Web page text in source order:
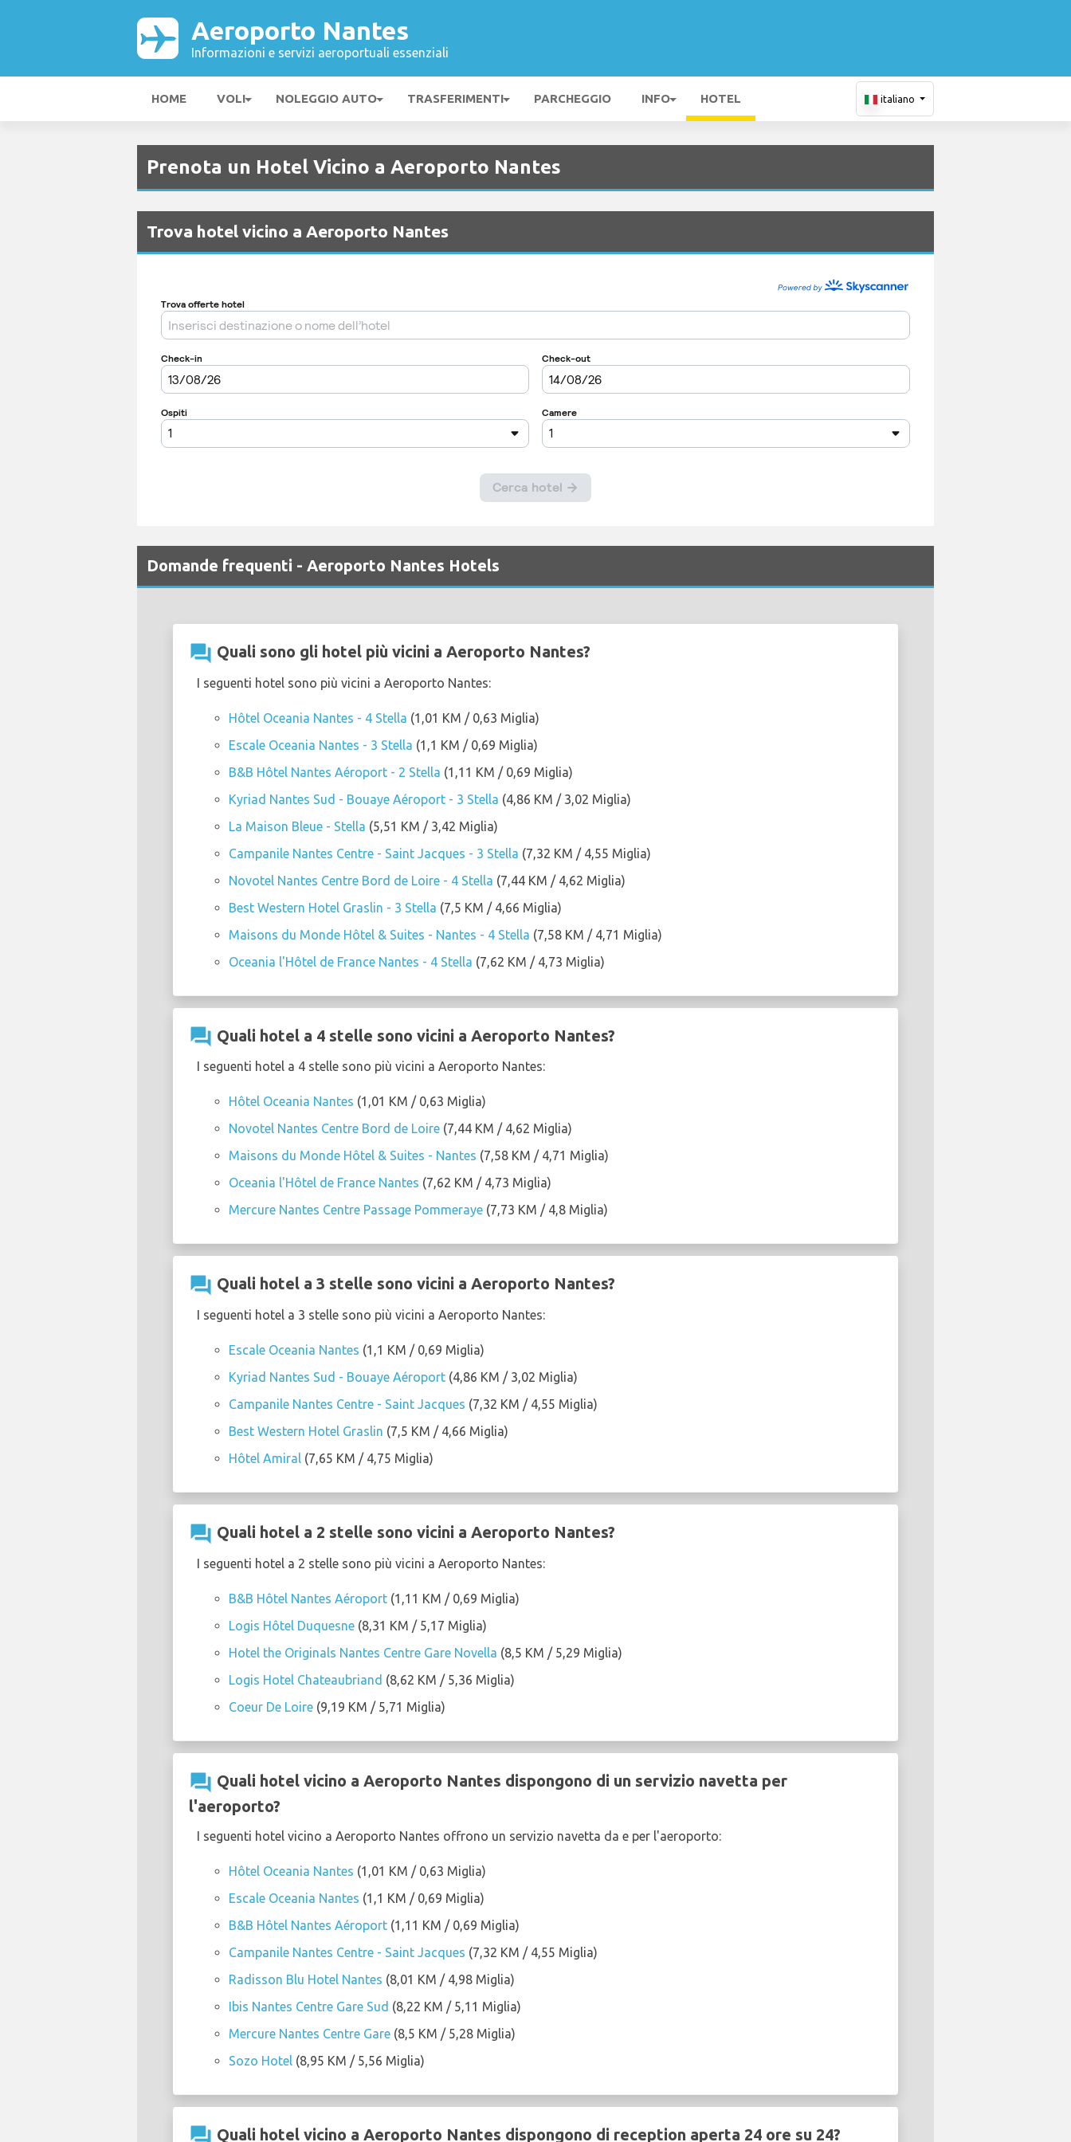
Aeroporto Nantes
Informazioni e servizi aeroportuali essenziali
HOME VOLI NOLEGGIO AUTO TRASFERIMENTI PARCHEGGIO INFO HOTEL italiano
Prenota un Hotel Vicino a Aeroporto Nantes
Trova hotel vicino a Aeroporto Nantes
Domande frequenti - Aeroporto Nantes Hotels
question_answer Quali sono gli hotel più vicini a Aeroporto Nantes?
I seguenti hotel sono più vicini a Aeroporto Nantes:
Hôtel Oceania Nantes - 4 Stella (1,01 KM / 0,63 Miglia)
Escale Oceania Nantes - 3 Stella (1,1 KM / 0,69 Miglia)
B&B Hôtel Nantes Aéroport - 2 Stella (1,11 KM / 0,69 Miglia)
Kyriad Nantes Sud - Bouaye Aéroport - 3 Stella (4,86 KM / 3,02 Miglia)
La Maison Bleue - Stella (5,51 KM / 3,42 Miglia)
Campanile Nantes Centre - Saint Jacques - 3 Stella (7,32 KM / 4,55 Miglia)
Novotel Nantes Centre Bord de Loire - 4 Stella (7,44 KM / 4,62 Miglia)
Best Western Hotel Graslin - 3 Stella (7,5 KM / 4,66 Miglia)
Maisons du Monde Hôtel & Suites - Nantes - 4 Stella (7,58 KM / 4,71 Miglia)
Oceania l'Hôtel de France Nantes - 4 Stella (7,62 KM / 4,73 Miglia)
question_answer Quali hotel a 4 stelle sono vicini a Aeroporto Nantes?
I seguenti hotel a 4 stelle sono più vicini a Aeroporto Nantes:
Hôtel Oceania Nantes (1,01 KM / 0,63 Miglia)
Novotel Nantes Centre Bord de Loire (7,44 KM / 4,62 Miglia)
Maisons du Monde Hôtel & Suites - Nantes (7,58 KM / 4,71 Miglia)
Oceania l'Hôtel de France Nantes (7,62 KM / 4,73 Miglia)
Mercure Nantes Centre Passage Pommeraye (7,73 KM / 4,8 Miglia)
question_answer Quali hotel a 3 stelle sono vicini a Aeroporto Nantes?
I seguenti hotel a 3 stelle sono più vicini a Aeroporto Nantes:
Escale Oceania Nantes (1,1 KM / 0,69 Miglia)
Kyriad Nantes Sud - Bouaye Aéroport (4,86 KM / 3,02 Miglia)
Campanile Nantes Centre - Saint Jacques (7,32 KM / 4,55 Miglia)
Best Western Hotel Graslin (7,5 KM / 4,66 Miglia)
Hôtel Amiral (7,65 KM / 4,75 Miglia)
question_answer Quali hotel a 2 stelle sono vicini a Aeroporto Nantes?
I seguenti hotel a 2 stelle sono più vicini a Aeroporto Nantes:
B&B Hôtel Nantes Aéroport (1,11 KM / 0,69 Miglia)
Logis Hôtel Duquesne (8,31 KM / 5,17 Miglia)
Hotel the Originals Nantes Centre Gare Novella (8,5 KM / 5,29 Miglia)
Logis Hotel Chateaubriand (8,62 KM / 5,36 Miglia)
Coeur De Loire (9,19 KM / 5,71 Miglia)
question_answer Quali hotel vicino a Aeroporto Nantes dispongono di un servizio navetta per
l'aeroporto?
I seguenti hotel vicino a Aeroporto Nantes offrono un servizio navetta da e per l'aeroporto:
Hôtel Oceania Nantes (1,01 KM / 0,63 Miglia)
Escale Oceania Nantes (1,1 KM / 0,69 Miglia)
B&B Hôtel Nantes Aéroport (1,11 KM / 0,69 Miglia)
Campanile Nantes Centre - Saint Jacques (7,32 KM / 4,55 Miglia)
Radisson Blu Hotel Nantes (8,01 KM / 4,98 Miglia)
Ibis Nantes Centre Gare Sud (8,22 KM / 5,11 Miglia)
Mercure Nantes Centre Gare (8,5 KM / 5,28 Miglia)
Sozo Hotel (8,95 KM / 5,56 Miglia)
question_answer Quali hotel vicino a Aeroporto Nantes dispongono di reception aperta 24 ore su 24?